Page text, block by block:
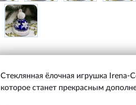
Стеклянная ёлочная игрушка Irena-
которое станет прекрасным